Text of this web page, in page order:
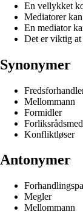
En vellykket
Mediatorer
En mediator
Det er viktig at
Synonymer
Mellommann
Formidler
Konfliktløser
Antonymer
Megler
Mellommann